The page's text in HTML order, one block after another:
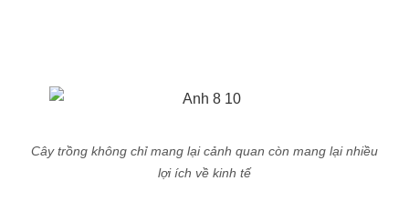
Cây trồng không chỉ mang lại cảnh quan còn mang lại nhiều
lợi ích về kinh tế
ĐỊNH CHO ĐẤT TRỒNG SẦU